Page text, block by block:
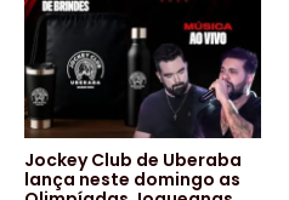
Jockey Club de Uberaba
lança neste domingo as